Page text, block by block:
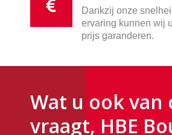
Dankzij onze
ervaring kunnen wij
prijs garanderen.
Wat u ook van
vraagt, HBE